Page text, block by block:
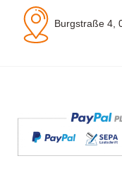
Burgstraße 4,